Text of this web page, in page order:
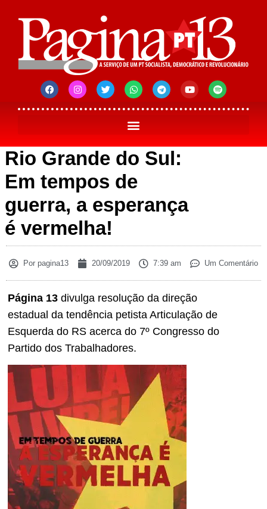
Rio Grande do Sul:
Em tempos de
guerra, a esperança
é vermelha!
Por pagina13 20/09/2019 7:39 am Um Comentário
Página 13 divulga resolução da direção
estadual da tendência petista Articulação de
Esquerda do RS acerca do 7º Congresso do
Partido dos Trabalhadores.